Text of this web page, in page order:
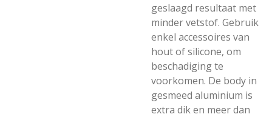
geslaagd resultaat met
minder vetstof. Gebruik
enkel accessoires van
hout of silicone, om
beschadiging te
voorkomen. De body in
gesmeed aluminium is
extra dik en meer dan